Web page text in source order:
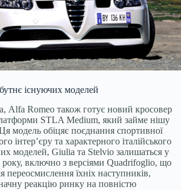
існуючих моделей
Alfa Romeo також готує новий кросовер
STLA Medium, який займе нішу
модель обіцяє поєднання спортивної
інтер’єру та характерного італійського
моделей, Giulia та Stelvio залишаться у
включно з версіями Quadrifoglio, що
переосмислення їхніх наступників,
реакцію ринку на повністю